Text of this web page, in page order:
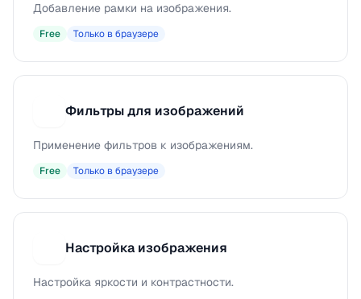
Добавление рамки на изображения.
Free Только в браузере
Фильтры для изображений
Применение фильтров к изображениям.
Free Только в браузере
Настройка изображения
Настройка яркости и контрастности.